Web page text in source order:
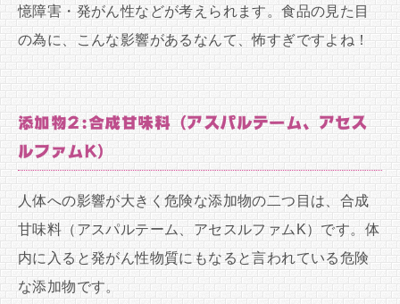
憶障害・発がん性などが考えられます。食品の見た目
の為に、こんな影響があるなんて、怖すぎですよね！
添加物2:合成甘味料（アスパルテーム、アセス
ルファムK）
人体への影響が大きく危険な添加物の二つ目は、合成
甘味料（アスパルテーム、アセスルファムK）です。体
内に入ると発がん性物質にもなると言われている危険
な添加物です。